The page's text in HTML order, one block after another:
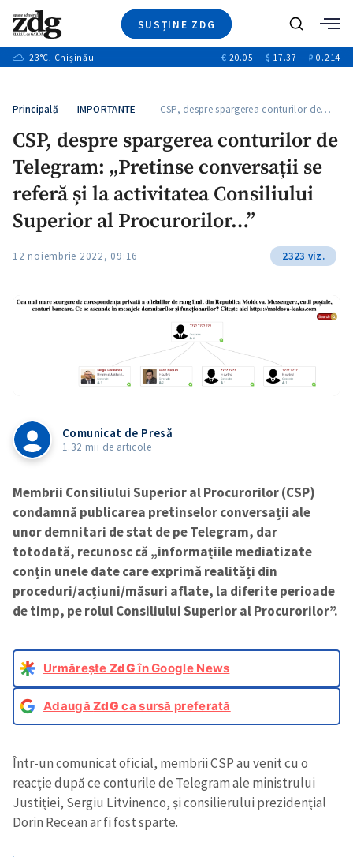
SUSȚINE ZDG
Ştiri
+6
Video
Special
+1
+1
+2
ZdGust
Caută
23°C, Chișinău € 20.05 $ 17.37 ₽ 0.214
Principală — IMPORTANTE — CSP, despre spargerea conturilor de…
CSP, despre spargerea conturilor de
Telegram: „Pretinse conversații se
referă și la activitatea Consiliului
Superior al Procurorilor…”
12 noiembrie 2022, 09:16 2323 viz.
Comunicat de Presă
1.32 mii de articole
Membrii Consiliului Superior al Procurorilor (CSP)
condamnă publicarea pretinselor conversații ale
unor demnitari de stat de pe Telegram, dar
totodată, recunosc că „informațiile mediatizate
conțin unele date care exprimă realități din
proceduri/acțiuni/măsuri aflate, la diferite perioade
de timp, pe rolul Consiliului Superior al Procurorilor”.
Urmărește ZdGîn Google News
AdaugăZdG ca sursă preferată
Într-un comunicat oficial, membrii CSP au venit cu o
reacție după ce conturile de Telegram ale ministrului
Justiției, Sergiu Litvinenco, și consilierului prezidențial
Dorin Recean ar fi fost sparte.